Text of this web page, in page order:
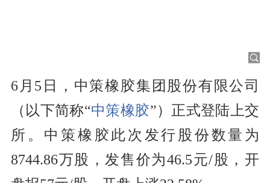
6月5日，中策橡胶集团股份有限公司
（以下简称“中策橡胶”）正式登陆上交
所。中策橡胶此次发行股份数量为
8744.86万股，发售价为46.5元/股，开